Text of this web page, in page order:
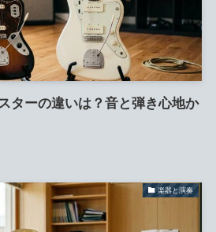
ターの違いは？音と弾き心地か
楽器と演奏